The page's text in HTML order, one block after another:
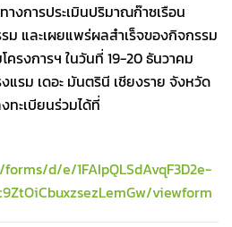
งการประเมินปริมาณก๊าซเรือน
ม และเผยแพร่ผลสำเร็จของกิจกรรม
ครงการฯ ในวันที่ 19-20 ธันวาคม
แรม เดอะ มันตรินี เชียงราย จังหวัด
ทะเบียนร่วมได้ที่
d/e/1FAIpQLSdAvqF3D2e-
viewform